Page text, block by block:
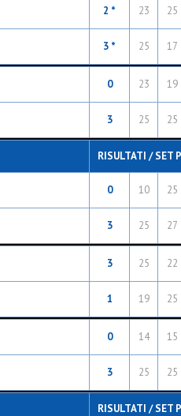
2 * 23 25
3 * 25 17
0 23 19
3 25 25
RISULTATI / SET
0 10 25
3 25 27
3 25 22
1 19 25
0 14 15
3 25 25
RISULTATI / SET